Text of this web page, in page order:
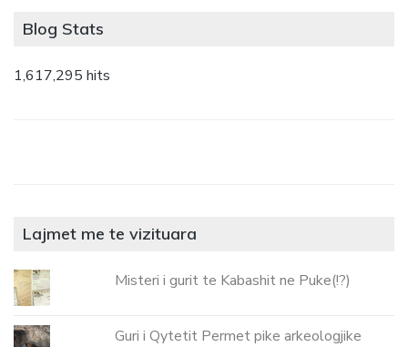
Blog Stats
1,617,295 hits
Lajmet me te vizituara
Misteri i gurit te Kabashit ne Puke(!?)
Guri i Qytetit Permet pike arkeologjike